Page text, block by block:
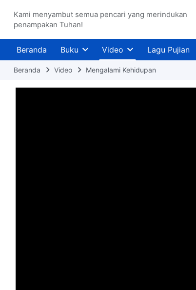
Kami menyambut semua pencari yang merindukan
penampakan Tuhan!
Beranda Buku Video Lagu Pujian
Beranda Video Mengalami Kehidupan